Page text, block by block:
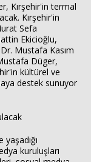
Kırşehir'in termal
Kırşehir'in
Sefa
Ekicioğlu,
Mustafa Kasım
Düger,
kültürel ve
destek sunuyor
kuruluşları